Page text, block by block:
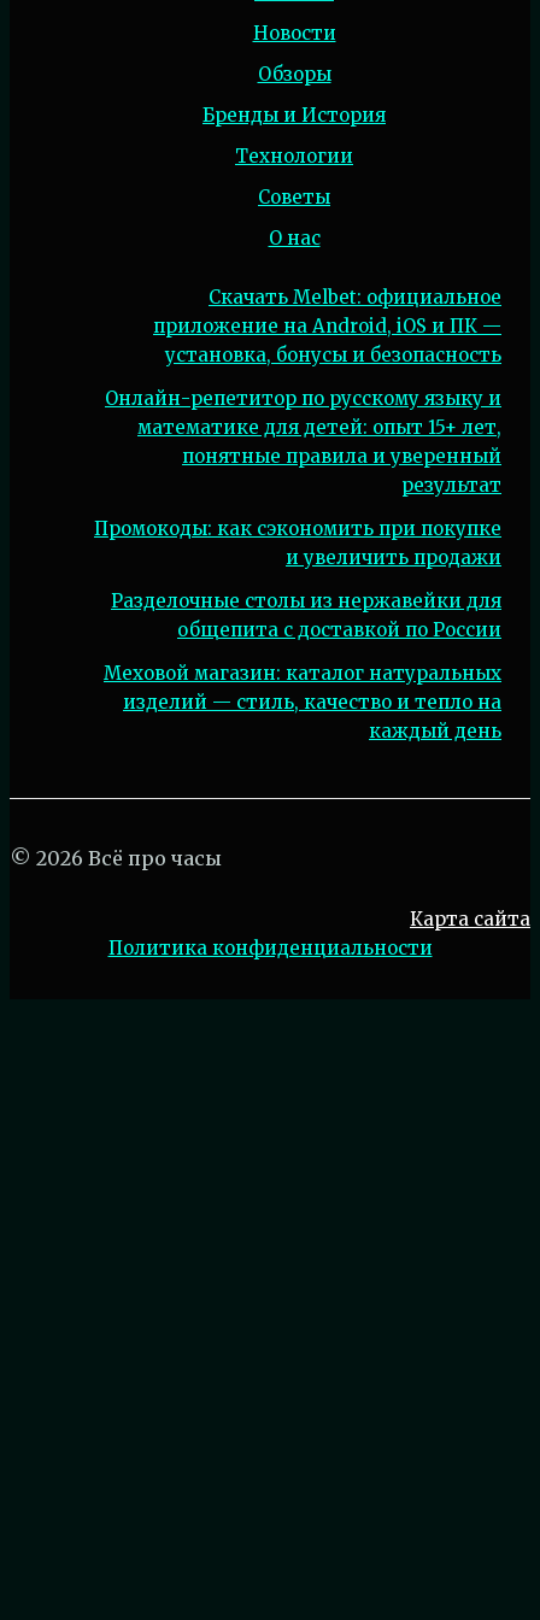
Новости
Обзоры
Бренды и История
Технологии
Советы
О нас
Скачать Melbet: официальное
приложение на Android, iOS и ПК —
установка, бонусы и безопасность
Онлайн-репетитор по русскому языку и
математике для детей: опыт 15+ лет,
понятные правила и уверенный
результат
Промокоды: как сэкономить при покупке
и увеличить продажи
Разделочные столы из нержавейки для
общепита с доставкой по России
Меховой магазин: каталог натуральных
изделий — стиль, качество и тепло на
каждый день
© 2026 Всё про часы
Карта сайта
Политика конфиденциальности